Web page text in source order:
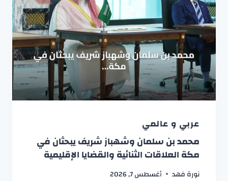
عربي و عالمي
محمد بن سلمان وشهباز شريف يبحثان في
مكة العلاقات الثنائية والقضايا الإقليمية
نورة فهد أغسطس 7, 2026